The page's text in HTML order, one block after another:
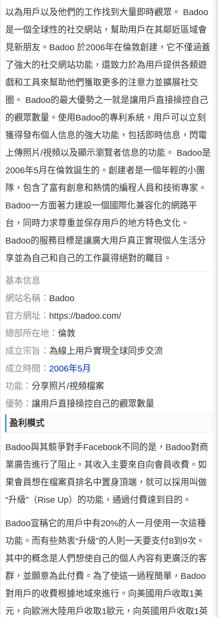
以為用戶以及他們的工作找到大量即時觀眾。 Badoo
是一個全球性的社交網站，幫助用戶在其鄰近區域會
見新朋友。Badoo 於2006年在倫敦創建，它不僅涵蓋
了強大的社交網站功能，還致力於為用戶提供各類遊
戲和工具來幫助他們獲取更多的注意力並擴展社交
圈。 Badoo的最大優勢之一就是讓用戶直接操控自己
的觀眾數量。使用Badoo的專利系統，用戶可以立刻
獲得發布個人信息的強大功能，包括即時信息，閃電
上傳照片/視頻以及顯示瀏覽者信息的功能。 Badoo是
2006年5月在倫敦誕生的。創建者是一個年輕的小團
隊，包含了富有創意和熱情的編程人員和技術專家。
Badoo一方面著力建設一個國際化兼容化的網路平
台，同時力求尊重並保存用戶的地方特色文化。
Badoo的服務目標是讓廣大用戶真正實現個人生活分
享並為自己和自己的工作贏得絕對的矚目。
基本信息
網站名稱： Badoo
官方網址： https://badoo.com/
總部所在地： 倫敦
成立宗旨： 為線上用戶實現全球同步交流
成立時間： 2006年5月
功能： 分享照片/視頻檔案
優勢： 讓用戶直接操控自己的觀眾數量
盈利模式
Badoo與其競爭對手Facebook不同的是，Badoo對商
業廣告進行了阻止。其收入主要來自向會員收費。如
果會員想在檔案頁排名中置身頂端，就可以採用叫做
“升級”（Rise Up）的功能，通過付費達到目的。
Badoo宣稱它的用戶中有20%的人一月使用一次這種
功能。而有些熱衷“升級”的人則一天要支付8到9次。
其中的概念是人們想使自己的個人內容有更廣泛的客
群，並願意為此付費。為了使這一過程簡單，Badoo
對用戶的收費根據地域來進行。向美國用戶收取1美
元，向歐洲大陸用戶收取1歐元，向英國用戶收取1英